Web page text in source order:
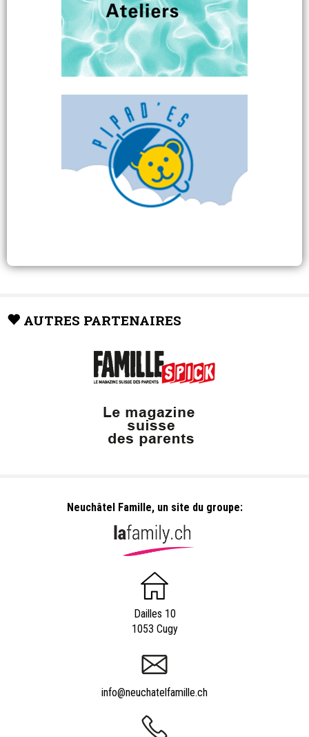
AUTRES PARTENAIRES
Neuchâtel Famille, un site du groupe:
Dailles 10
1053 Cugy
info@neuchatelfamille.ch